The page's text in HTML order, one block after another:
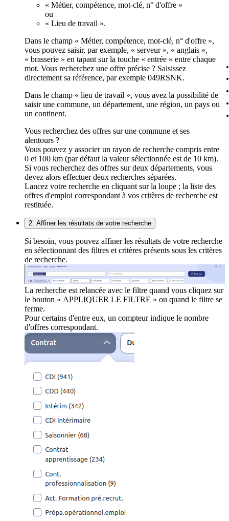
« Métier, compétence, mot-clé, n° d'offre »
ou
« Lieu de travail ».
Dans le champ « Métier, compétence, mot-clé, n° d'offre »,
vous pouvez saisir, par exemple, « serveur », « anglais »,
« brasserie » en tapant sur la touche « entrée » entre chaque
mot. Vous recherchez une offre précise ? Saisissez
directement sa référence, par exemple 049RSNK.
Dans le champ « lieu de travail », vous avez la possibilité de
saisir une commune, un département, une région, un pays ou
un continent.
Vous recherchez des offres sur une commune et ses
alentours ?
Vous pouvez y associer un rayon de recherche compris entre
0 et 100 km (par défaut la valeur sélectionnée est de 10 km).
Si vous recherchez des offres sur deux départements, vous
devez alors effectuer deux recherches séparées.
Lancez votre recherche en cliquant sur la loupe ; la liste des
offres d'emploi correspondant à vos critères de recherche est
restituée.
2. Affiner les résultats de votre recherche
Si besoin, vous pouvez affiner les résultats de votre recherche
en sélectionnant des filtres et critères présents sous les critères
de recherche.
La recherche est relancée avec le filtre quand vous cliquez sur
le bouton « APPLIQUER LE FILTRE » ou quand le filtre se
ferme.
Pour certains d'entre eux, un compteur indique le nombre
d'offres correspondant.